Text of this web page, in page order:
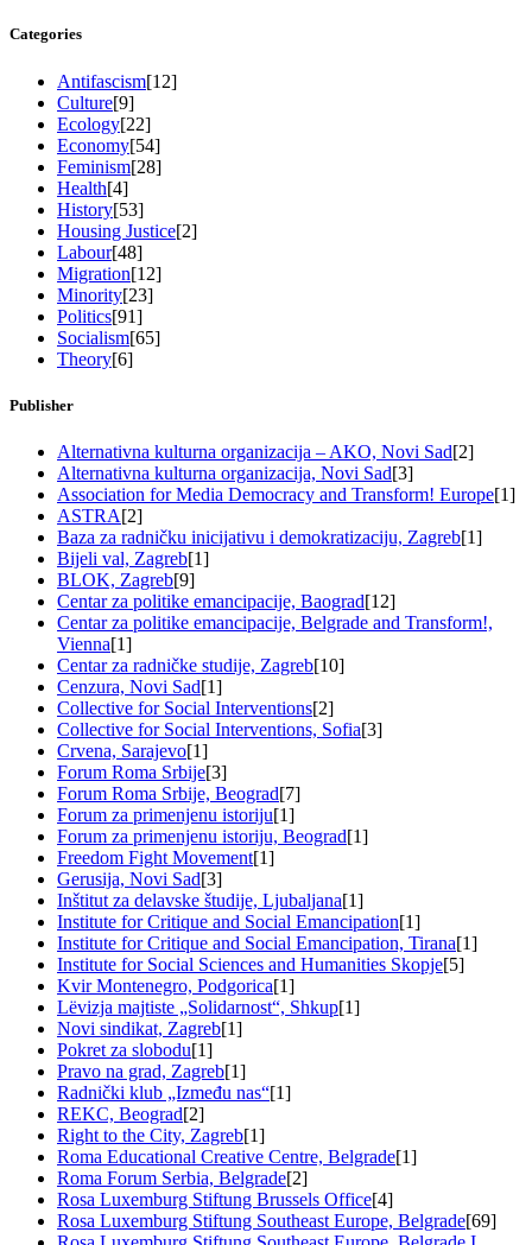
Categories
Antifascism[12]
Culture[9]
Ecology[22]
Economy[54]
Feminism[28]
Health[4]
History[53]
Housing Justice[2]
Labour[48]
Migration[12]
Minority[23]
Politics[91]
Socialism[65]
Theory[6]
Publisher
Alternativna kulturna organizacija – AKO, Novi Sad[2]
Alternativna kulturna organizacija, Novi Sad[3]
Association for Media Democracy and Transform! Europe[1]
ASTRA[2]
Baza za radničku inicijativu i demokratizaciju, Zagreb[1]
Bijeli val, Zagreb[1]
BLOK, Zagreb[9]
Centar za politike emancipacije, Baograd[12]
Centar za politike emancipacije, Belgrade and Transform!,
Vienna[1]
Centar za radničke studije, Zagreb[10]
Cenzura, Novi Sad[1]
Collective for Social Interventions[2]
Collective for Social Interventions, Sofia[3]
Crvena, Sarajevo[1]
Forum Roma Srbije[3]
Forum Roma Srbije, Beograd[7]
Forum za primenjenu istoriju[1]
Forum za primenjenu istoriju, Beograd[1]
Freedom Fight Movement[1]
Gerusija, Novi Sad[3]
Inštitut za delavske študije, Ljubaljana[1]
Institute for Critique and Social Emancipation[1]
Institute for Critique and Social Emancipation, Tirana[1]
Institute for Social Sciences and Humanities Skopje[5]
Kvir Montenegro, Podgorica[1]
Lëvizja majtiste „Solidarnost“, Shkup[1]
Novi sindikat, Zagreb[1]
Pokret za slobodu[1]
Pravo na grad, Zagreb[1]
Radnički klub „Između nas“[1]
REKC, Beograd[2]
Right to the City, Zagreb[1]
Roma Educational Creative Centre, Belgrade[1]
Roma Forum Serbia, Belgrade[2]
Rosa Luxemburg Stiftung Brussels Office[4]
Rosa Luxemburg Stiftung Southeast Europe, Belgrade[69]